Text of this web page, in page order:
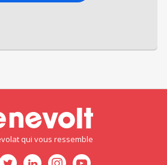
qui vous ressemble